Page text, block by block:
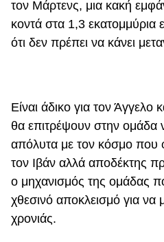
τον Μάρτενς, μια κακή
κοντά στα 1,3 εκατομμύρια
ότι δεν πρέπει να κάνει
Είναι άδικο για τον Άγγελο
θα επιτρέψουν στην ομάδα
απόλυτα με τον κόσμο που
τον Ιβάν αλλά αποδέκτης
ο μηχανισμός της ομάδας
χθεσινό αποκλεισμό για
χρονιάς.